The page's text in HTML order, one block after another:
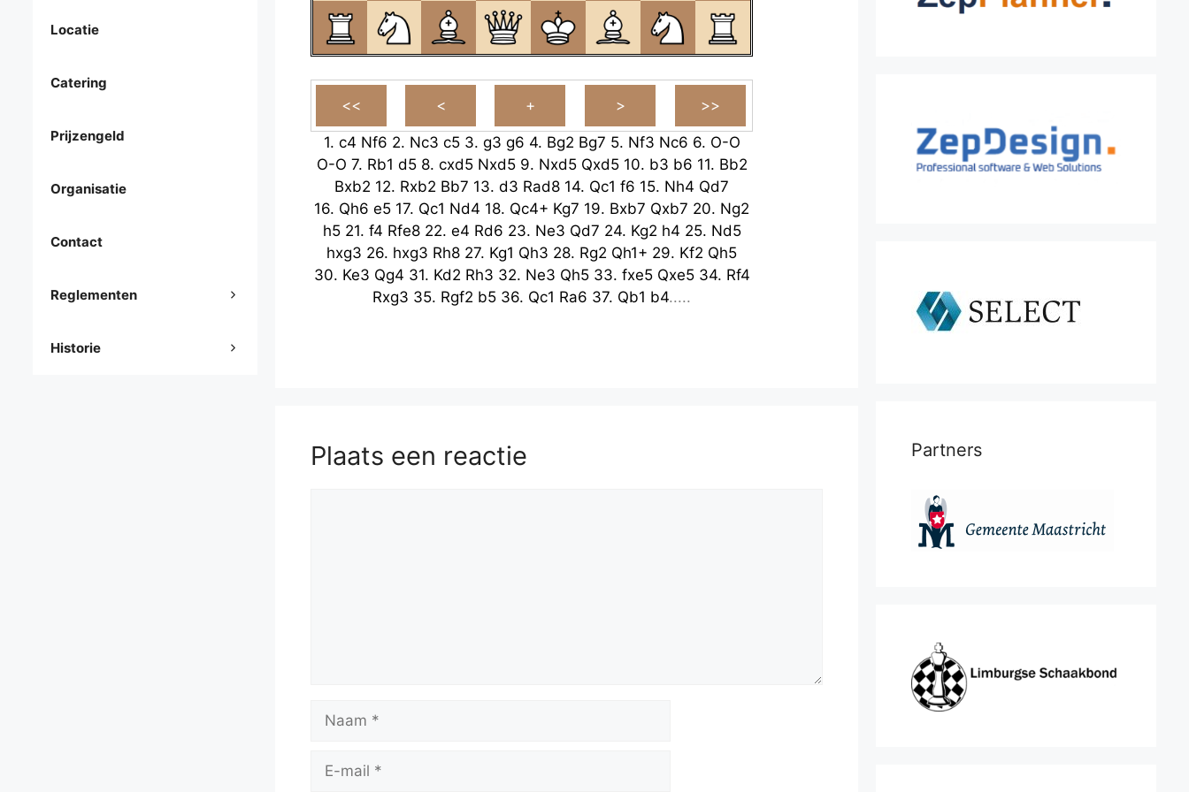
1. c4 Nf6 2. Nc3 c5 3. g3 g6 4. Bg2 Bg7 5. Nf3 Nc6 6. O-O
O-O 7. Rb1 d5 8. cxd5 Nxd5 9. Nxd5 Qxd5 10. b3 b6 11. Bb2
Bxb2 12. Rxb2 Bb7 13. d3 Rad8 14. Qc1 f6 15. Nh4 Qd7
16. Qh6 e5 17. Qc1 Nd4 18. Qc4+ Kg7 19. Bxb7 Qxb7 20. Ng2
h5 21. f4 Rfe8 22. e4 Rd6 23. Ne3 Qd7 24. Kg2 h4 25. Nd5
hxg3 26. hxg3 Rh8 27. Kg1 Qh3 28. Rg2 Qh1+ 29. Kf2 Qh5
30. Ke3 Qg4 31. Kd2 Rh3 32. Ne3 Qh5 33. fxe5 Qxe5 34. Rf4
Rxg3 35. Rgf2 b5 36. Qc1 Ra6 37. Qb1 b4.....
Plaats een reactie
mail
Locatie
Catering
Prijzengeld
Organisatie
Contact
Reglementen
Historie
Partners